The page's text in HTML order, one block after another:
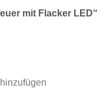
mit Flacker LED“